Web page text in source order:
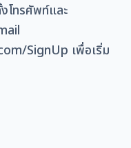
โทรศัพท์และ
SignUp เพื่อเริ่ม